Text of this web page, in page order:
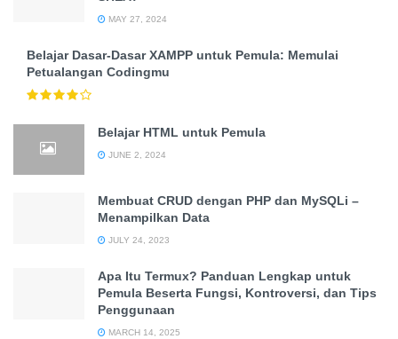
MAY 27, 2024
Belajar Dasar-Dasar XAMPP untuk Pemula: Memulai
Petualangan Codingmu
Belajar HTML untuk Pemula
JUNE 2, 2024
Membuat CRUD dengan PHP dan MySQLi –
Menampilkan Data
JULY 24, 2023
Apa Itu Termux? Panduan Lengkap untuk
Pemula Beserta Fungsi, Kontroversi, dan Tips
Penggunaan
MARCH 14, 2025